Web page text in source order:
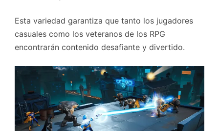
Esta variedad garantiza que tanto los jugadores
casuales como los veteranos de los RPG
encontrarán contenido desafiante y divertido.